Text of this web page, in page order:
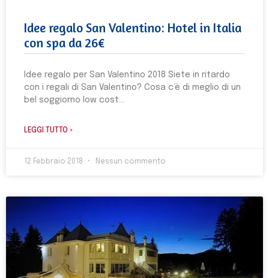
Idee regalo San Valentino: Hotel in Italia
con spa da 26€
Idee regalo per San Valentino 2018 Siete in ritardo
con i regali di San Valentino? Cosa c’è di meglio di un
bel soggiorno low cost
LEGGI TUTTO »
12 Febbraio 2018 Nessun commento